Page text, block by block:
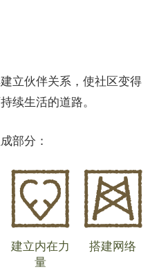
立伙伴关系，使社区变得
续生活的道路。
部分：
建立内在力
量
搭建网络